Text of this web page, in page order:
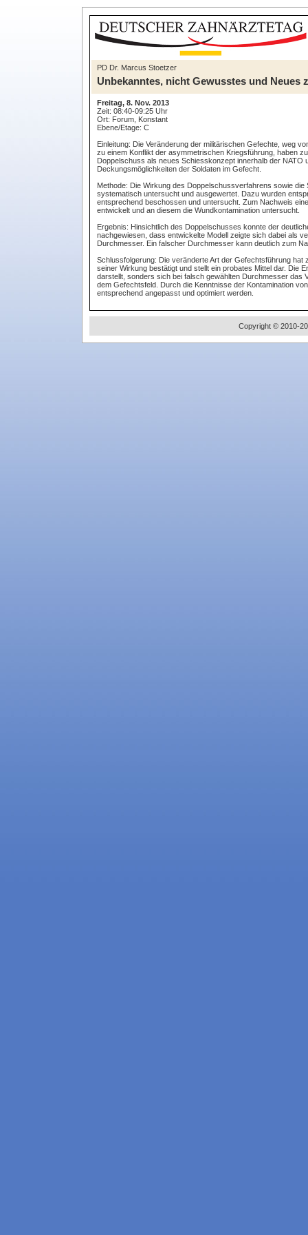
PD Dr. Marcus Stoetzer
Unbekanntes, nicht Gewusstes und Neues
Freitag, 8. Nov. 2013
Zeit: 08:40-09:25 Uhr
Ort: Forum, Konstant
Ebene/Etage: C
Einleitung: Die Veränderung der militärischen Gefechte, weg
zu einem Konflikt der asymmetrischen Kriegsführung, haben
Doppelschuss als neues Schiesskonzept innerhalb der
Deckungsmöglichkeiten der Soldaten im Gefecht.
Methode: Die Wirkung des Doppelschussverfahrens sowie
systematisch untersucht und ausgewertet. Dazu wurden
entsprechend beschossen und untersucht. Zum Nachweis
entwickelt und an diesem die Wundkontamination untersucht.
Ergebnis: Hinsichtlich des Doppelschusses konnte der
nachgewiesen, dass entwickelte Modell zeigte sich dabei als
Durchmesser. Ein falscher Durchmesser kann deutlich zum
Schlussfolgerung: Die veränderte Art der Gefechtsführung
seiner Wirkung bestätigt und stellt ein probates Mittel dar. Die
darstellt, sonders sich bei falsch gewählten Durchmesser das
dem Gefechtsfeld. Durch die Kenntnisse der Kontamination
entsprechend angepasst und optimiert werden.
Copyright © 2010-